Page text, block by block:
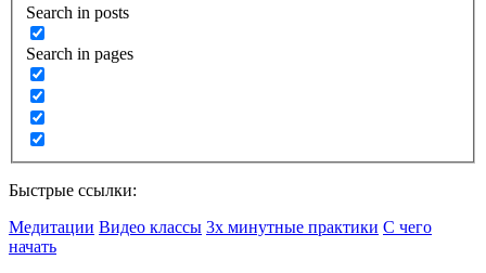
Search in posts
Search in pages
Быстрые ссылки:
Медитации Видео классы 3х минутные практики С чего
начать